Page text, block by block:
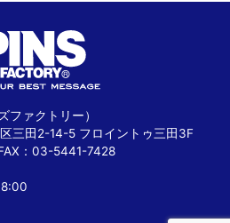
ファクトリー）
三田2-14-5 フロイントゥ三田3F
：03-5441-7428